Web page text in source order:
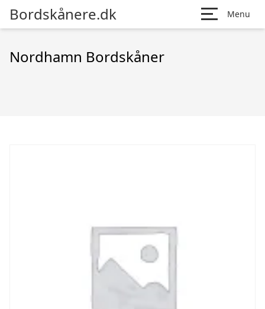
Bordskånere.dk Menu
Nordhamn Bordskåner